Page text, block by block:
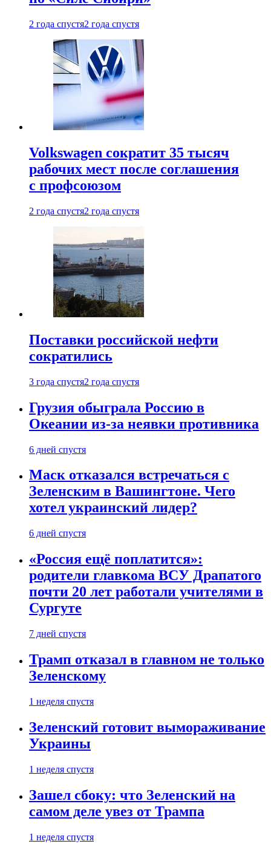
2 года спустя2 года спустя
Volkswagen сократит 35 тысяч
рабочих мест после соглашения
с профсоюзом
2 года спустя2 года спустя
Поставки российской нефти
сократились
3 года спустя2 года спустя
Грузия обыграла Россию в
Океании из-за неявки противника
6 дней спустя
Маск отказался встречаться с
Зеленским в Вашингтоне. Чего
хотел украинский лидер?
6 дней спустя
«Россия ещё поплатится»:
родители главкома ВСУ Драпатого
почти 20 лет работали учителями в
Сургуте
7 дней спустя
Трамп отказал в главном не только
Зеленскому
1 неделя спустя
Зеленский готовит вымораживание
Украины
1 неделя спустя
Зашел сбоку: что Зеленский на
самом деле увез от Трампа
1 неделя спустя